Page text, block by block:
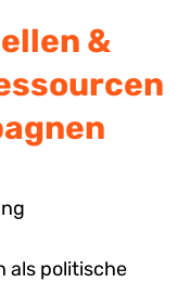
&
als politische